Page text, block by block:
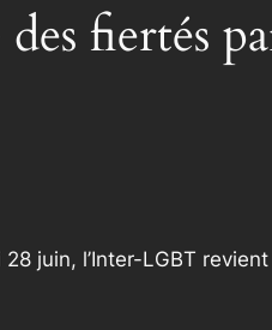
fiertés
juin, l’Inter-LGBT